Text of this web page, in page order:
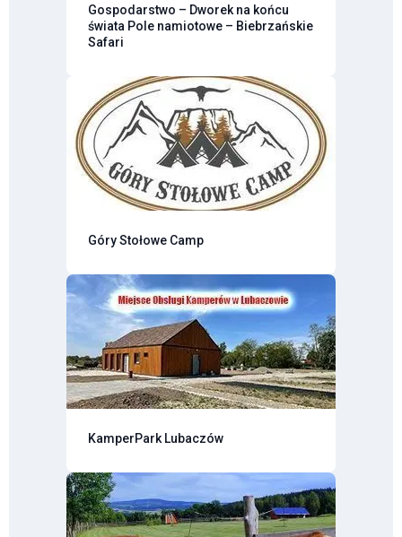
Gospodarstwo – Dworek na końcu
świata Pole namiotowe – Biebrzańskie
Safari
Góry Stołowe Camp
KamperPark Lubaczów